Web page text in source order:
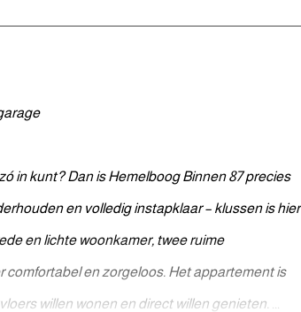
in kunt? Dan is Hemelboog Binnen 87 precies
en volledig instapklaar – klussen is hier
en lichte woonkamer, twee ruime
comfortabel en zorgeloos. Het appartement is
willen wonen en direct willen genieten.